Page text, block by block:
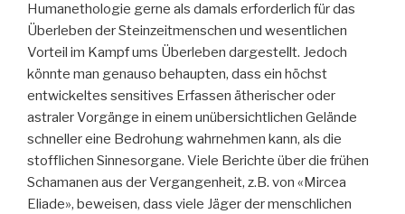
Humanethologie gerne als damals erforderlich für das
Überleben der Steinzeitmenschen und wesentlichen
Vorteil im Kampf ums Überleben dargestellt. Jedoch
könnte man genauso behaupten, dass ein höchst
entwickeltes sensitives Erfassen ätherischer oder
astraler Vorgänge in einem unübersichtlichen Gelände
schneller eine Bedrohung wahrnehmen kann, als die
stofflichen Sinnesorgane. Viele Berichte über die frühen
Schamanen aus der Vergangenheit, z.B. von «Mircea
Eliade», beweisen, dass viele Jäger der menschlichen